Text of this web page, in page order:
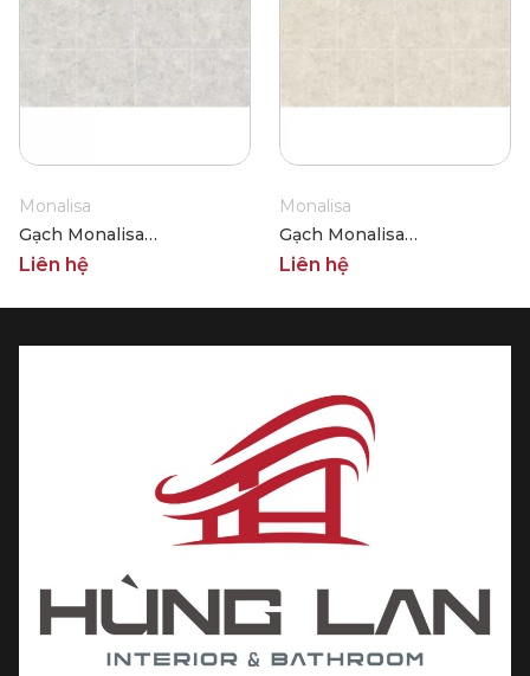
Monalisa
Gạch Monalisa
FDS100391M 600x600
Liên hệ
Monalisa
Gạch Monalisa
FDS100392M 600x600
Liên hệ